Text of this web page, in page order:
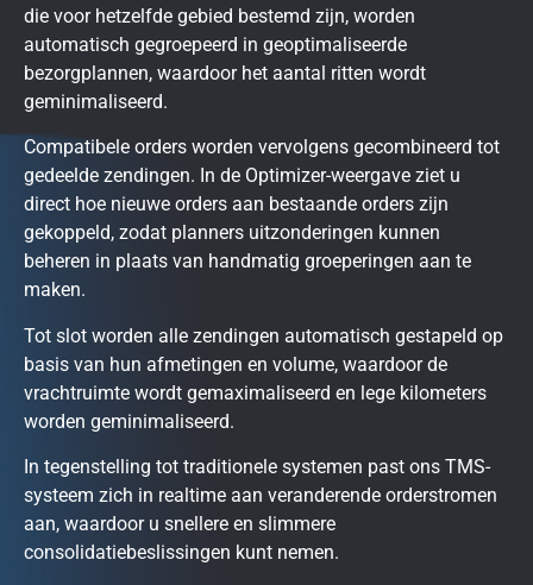
die voor hetzelfde gebied bestemd zijn, worden
automatisch gegroepeerd in geoptimaliseerde
bezorgplannen, waardoor het aantal ritten wordt
geminimaliseerd.
Compatibele orders worden vervolgens gecombineerd tot
gedeelde zendingen. In de Optimizer-weergave ziet u
direct hoe nieuwe orders aan bestaande orders zijn
gekoppeld, zodat planners uitzonderingen kunnen
beheren in plaats van handmatig groeperingen aan te
maken.
Tot slot worden alle zendingen automatisch gestapeld op
basis van hun afmetingen en volume, waardoor de
vrachtruimte wordt gemaximaliseerd en lege kilometers
worden geminimaliseerd.
In tegenstelling tot traditionele systemen past ons TMS-
systeem zich in realtime aan veranderende orderstromen
aan, waardoor u snellere en slimmere
consolidatiebeslissingen kunt nemen.